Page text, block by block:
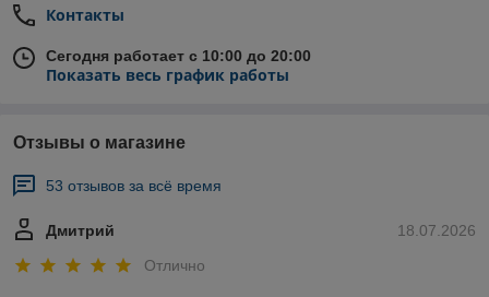
Контакты
Сегодня работает с 10:00 до 20:00
Показать весь график работы
Отзывы о магазине
53 отзывов за всё время
18.07.2026
Дмитрий
Отлично